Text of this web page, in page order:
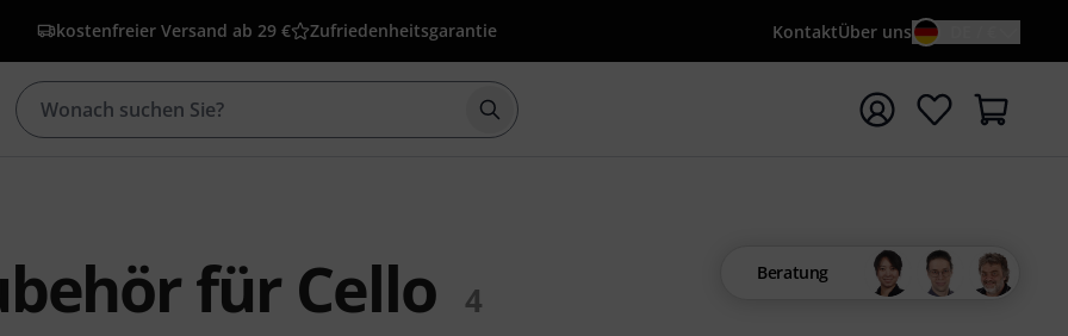
kostenfreier Versand ab 29 € Zufriedenheitsgarantie KontaktÜber uns
Suche mit Suchwort {searchTerm} starten
für Cello 4
Beratung